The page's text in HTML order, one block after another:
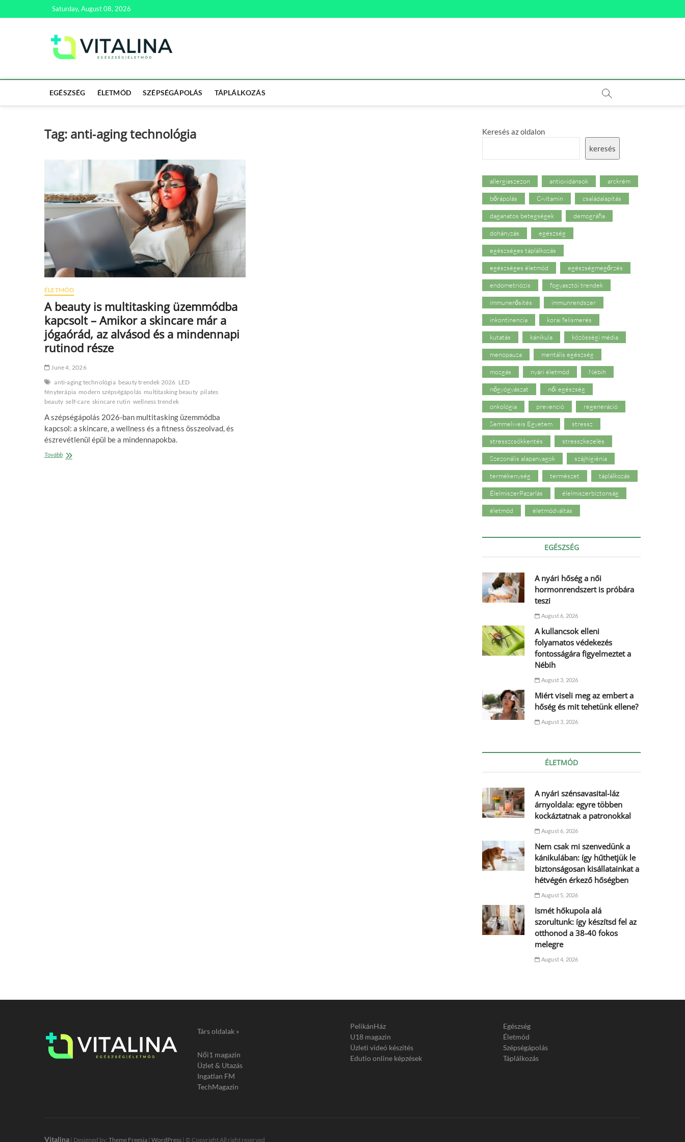
to
Saturday, August 08, 2026
EGÉSZSÉG ÉLETMÓD SZÉPSÉGÁPOLÁS TÁPLÁLKOZÁS
Tag: anti‑aging technológia
ÉLETMÓD
A beauty is multitasking üzemmódba
kapcsolt – Amikor a skincare már a
jógaórád, az alvásod és a mindennapi
rutinod része
June 4, 2026
anti‑aging technológia beauty trendek 2026 LED
fényterápia modern szépségápolás multitasking beauty pilates
beauty self‑care skincare rutin wellness trendek
A szépségápolás 2026-ban multitasking üzemmódba
kapcsol: a skincare, a wellness és a fitness összeolvad, és
észrevétlenül épül be a mindennapokba.
TovábbA
Keresés az oldalon
keresés
allergiaszezon antioxidánsok arckrém
bőrápolás C-vitamin családalapítás
daganatos betegségek demográfia
dohányzás egészség
egészséges táplálkozás
egészséges életmód egészségmegőrzés
endometriózis fogyasztói trendek
immunerősítés immunrendszer
inkontinencia korai felismerés
kutatás kánikula közösségi média
menopauza mentális egészség
mozgás nyári életmód Nébih
nőgyógyászat női egészség
onkológia prevenció regeneráció
Semmelweis Egyetem stressz
stresszcsökkentés stresszkezelés
Szezonális alapanyagok szájhigiénia
termékenység természet táplálkozás
ÉlelmiszerPazarlás élelmiszerbiztonság
életmód életmódváltás
EGÉSZSÉG
A nyári hőség a női
hormonrendszert is próbára
teszi
August 6, 2026
A kullancsok elleni
folyamatos védekezés
fontosságára figyelmeztet a
Nébih
August 3, 2026
Miért viseli meg az embert a
hőség és mit tehetünk ellene?
August 3, 2026
ÉLETMÓD
A nyári szénsavasital-láz
árnyoldala: egyre többen
kockáztatnak a patronokkal
August 6, 2026
Nem csak mi szenvedünk a
kánikulában: így hűthetjük le
biztonságosan kisállatainkat a
hétvégén érkező hőségben
August 5, 2026
Ismét hőkupola alá
szorultunk: így készítsd fel az
otthonod a 38-40 fokos
melegre
August 4, 2026
Társ oldalak »
Női1 magazin
Üzlet & Utazás
Ingatlan FM
TechMagazin
PelikánHáz
U18 magazin
Üzleti videó készítés
Edutio online képzések
Egészség
Életmód
Szépségápolás
Táplálkozás
Vitalina | Designed by: Theme Freesia | WordPress | © Copyright All right reserved